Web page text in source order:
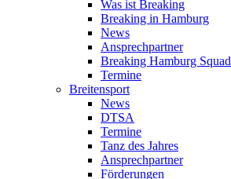
Was ist Breaking
Breaking in Hamburg
News
Ansprechpartner
Breaking Hamburg Squad
Termine
Breitensport
News
DTSA
Termine
Tanz des Jahres
Ansprechpartner
Förderungen